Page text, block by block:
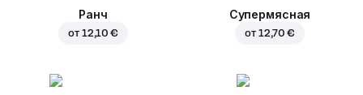
Ранч
от 12,10 €
Супермясная
от 12,70 €